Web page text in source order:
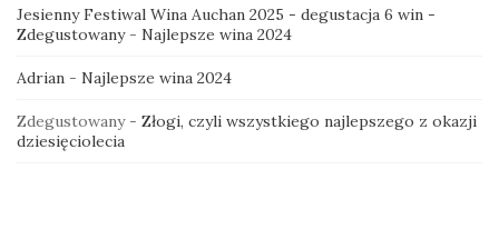
Jesienny Festiwal Wina Auchan 2025 - degustacja 6 win -
Zdegustowany- Najlepsze wina 2024
Adrian - Najlepsze wina 2024
Zdegustowany- Złogi, czyli wszystkiego najlepszego z okazji
dziesięciolecia